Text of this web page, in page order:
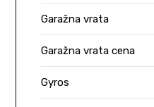
Garažna vrata
Garažna vrata cena
Gyros